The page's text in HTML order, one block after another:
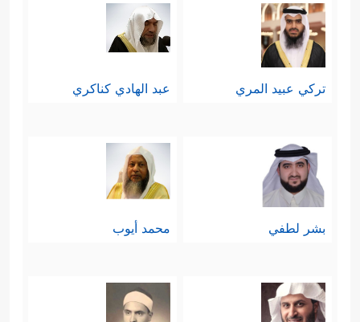
تركي عبيد المري عبد الهادي كناكري
بشر لطفي محمد أيوب